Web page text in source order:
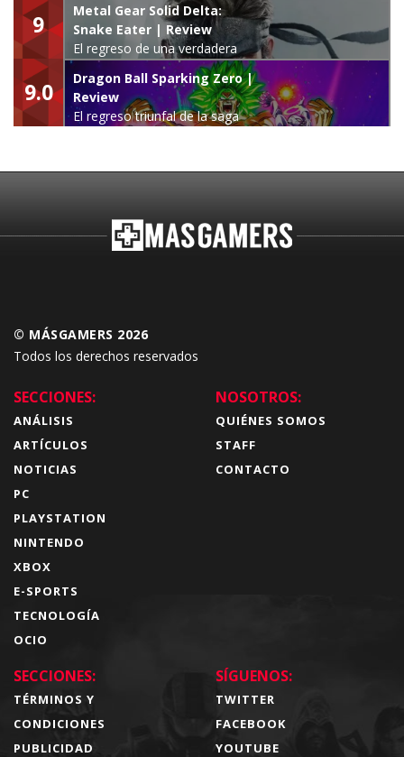
9
Metal Gear Solid Delta:
Snake Eater | Review
El regreso de una verdadera
leyenda
9.0
Dragon Ball Sparking Zero |
Review
El regreso triunfal de la saga
© MÁSGAMERS 2026
Todos los derechos reservados
SECCIONES:
ANÁLISIS
ARTÍCULOS
NOTICIAS
PC
PLAYSTATION
NINTENDO
XBOX
E-SPORTS
TECNOLOGÍA
OCIO
NOSOTROS:
QUIÉNES SOMOS
STAFF
CONTACTO
SECCIONES:
TÉRMINOS Y
CONDICIONES
PUBLICIDAD
SÍGUENOS:
TWITTER
FACEBOOK
YOUTUBE